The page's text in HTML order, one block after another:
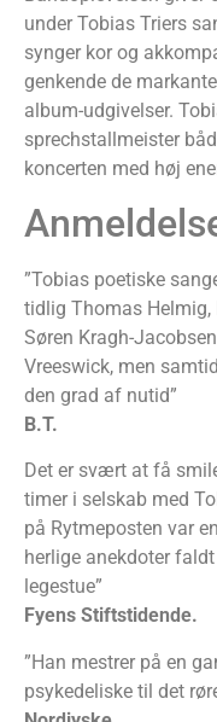
under Tobias Triers
synger kor og
genkende de
album-udgivelser.
sprechstallmeister
koncerten med høj
”Tobias poetiske
tidlig Thomas Helmig,
Søren Kragh-
Vreeswick, men
den grad af nutid”
B.T.
Det er svært at få
timer i selskab med
på Rytmeposten var
herlige anekdoter
legestue”
Fyens Stiftstidende.
”Han mestrer på en
psykedeliske til det